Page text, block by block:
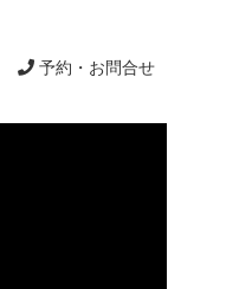
予約・お問合せ